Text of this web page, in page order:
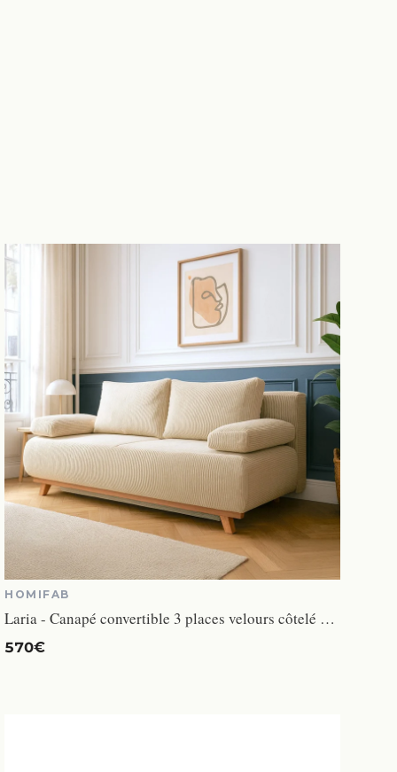
HOMIFAB
Laria - Canapé convertible 3 places velours côtelé beige
570€